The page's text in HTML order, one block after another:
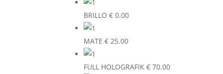
BRILLO € 0.00
MATE € 25.00
FULL HOLOGRAFIK€ 70.00